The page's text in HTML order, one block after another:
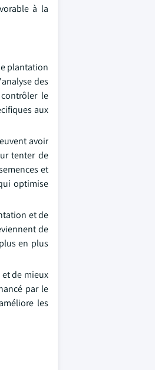
à la
plantation
des
le
aux
avoir
tenter de
et
optimise
et de
de
en plus
de mieux
par le
les